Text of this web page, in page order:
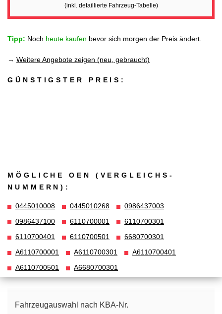
(inkl. detaillierte Fahrzeug-Tabelle)
Tipp: Noch heute kaufen bevor sich morgen der Preis ändert.
→ Weitere Angebote zeigen (neu, gebraucht)
GÜNSTIGSTER PREIS:
MÖGLICHE OEN (VERGLEICHS­
NUMMERN):
0445010008 0445010268
0986437003
0986437100
6110700001
6110700301
6110700401
6110700501
6680700301
A6110700001
A6110700301
A6110700401
A6110700501
A6680700301
Fahrzeugauswahl nach KBA-Nr.